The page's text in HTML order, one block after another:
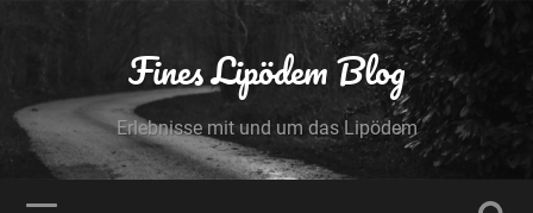
Fines Lipödem Blog
Erlebnisse mit und um das Lipödem